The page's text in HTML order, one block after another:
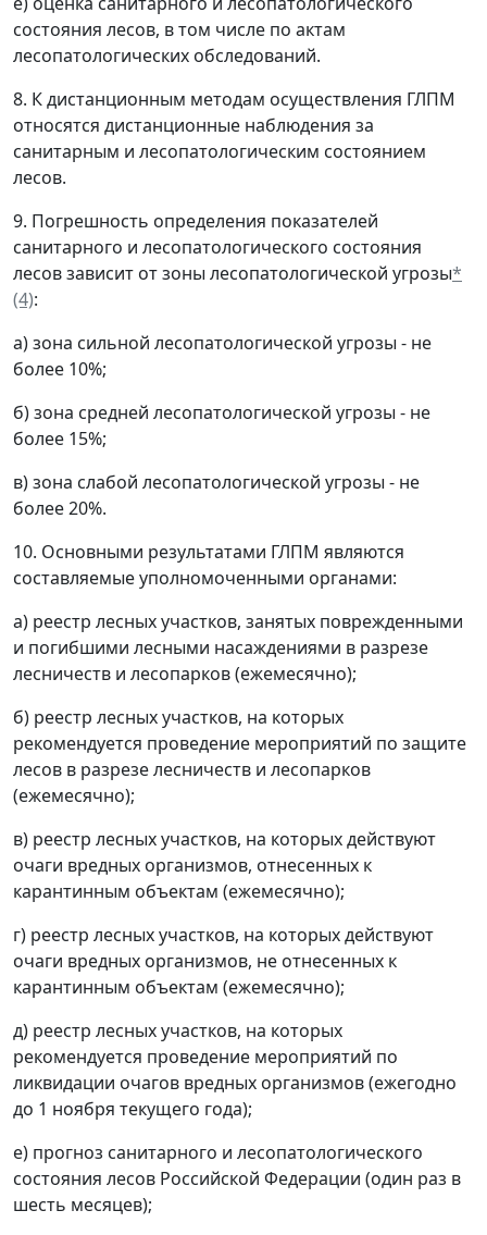
состояния лесов, в том числе по актам
лесопатологических обследований.
8. К дистанционным методам осуществления ГЛПМ
относятся дистанционные наблюдения за
санитарным и лесопатологическим состоянием
лесов.
9. Погрешность определения показателей
санитарного и лесопатологического состояния
лесов зависит от зоны лесопатологической угрозы*
(4):
а) зона сильной лесопатологической угрозы - не
более 10%;
б) зона средней лесопатологической угрозы - не
более 15%;
в) зона слабой лесопатологической угрозы - не
более 20%.
10. Основными результатами ГЛПМ являются
составляемые уполномоченными органами:
а) реестр лесных участков, занятых поврежденными
и погибшими лесными насаждениями в разрезе
лесничеств и лесопарков (ежемесячно);
б) реестр лесных участков, на которых
рекомендуется проведение мероприятий по защите
лесов в разрезе лесничеств и лесопарков
(ежемесячно);
в) реестр лесных участков, на которых действуют
очаги вредных организмов, отнесенных к
карантинным объектам (ежемесячно);
г) реестр лесных участков, на которых действуют
очаги вредных организмов, не отнесенных к
карантинным объектам (ежемесячно);
д) реестр лесных участков, на которых
рекомендуется проведение мероприятий по
ликвидации очагов вредных организмов (ежегодно
до 1 ноября текущего года);
е) прогноз санитарного и лесопатологического
состояния лесов Российской Федерации (один раз в
шесть месяцев);